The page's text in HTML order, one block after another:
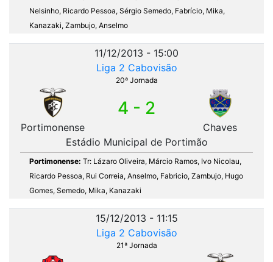
Nelsinho, Ricardo Pessoa, Sérgio Semedo, Fabrício, Mika,
Kanazaki, Zambujo, Anselmo
11/12/2013 - 15:00
Liga 2 Cabovisão
20ª Jornada
Portimonense
4 - 2
Chaves
Estádio Municipal de Portimão
Portimonense: Tr: Lázaro Oliveira, Márcio Ramos, Ivo Nicolau,
Ricardo Pessoa, Rui Correia, Anselmo, Fabricio, Zambujo, Hugo
Gomes, Semedo, Mika, Kanazaki
15/12/2013 - 11:15
Liga 2 Cabovisão
21ª Jornada